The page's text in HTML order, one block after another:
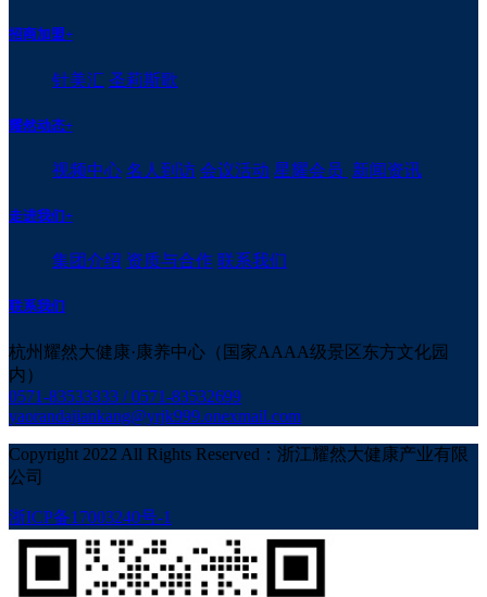
招商加盟+
针美汇 圣莉斯歌
耀然动态+
视频中心 名人到访 会议活动 星耀会员 新闻资讯
走进我们+
集团介绍 资质与合作 联系我们
联系我们
杭州耀然大健康·康养中心（国家AAAA级景区东方文化园
内）
0571-83533333 / 0571-83532699
yaorandajiankang@yrjk999.onexmail.com
Copyright 2022 All Rights Reserved：浙江耀然大健康产业有限
公司
浙ICP备17003240号-1